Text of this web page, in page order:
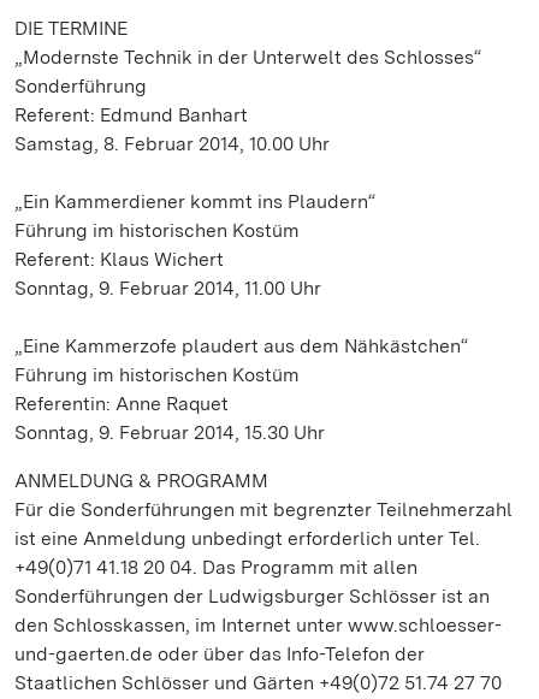
DIE TERMINE
„Modernste Technik in der Unterwelt des Schlosses“
Sonderführung
Referent: Edmund Banhart
Samstag, 8. Februar 2014, 10.00 Uhr
„Ein Kammerdiener kommt ins Plaudern“
Führung im historischen Kostüm
Referent: Klaus Wichert
Sonntag, 9. Februar 2014, 11.00 Uhr
„Eine Kammerzofe plaudert aus dem Nähkästchen“
Führung im historischen Kostüm
Referentin: Anne Raquet
Sonntag, 9. Februar 2014, 15.30 Uhr
ANMELDUNG & PROGRAMM
Für die Sonderführungen mit begrenzter Teilnehmerzahl
ist eine Anmeldung unbedingt erforderlich unter Tel.
+49(0)71 41.18 20 04. Das Programm mit allen
Sonderführungen der Ludwigsburger Schlösser ist an
den Schlosskassen, im Internet unter www.schloesser-
und-gaerten.de oder über das Info-Telefon der
Staatlichen Schlösser und Gärten +49(0)72 51.74 27 70